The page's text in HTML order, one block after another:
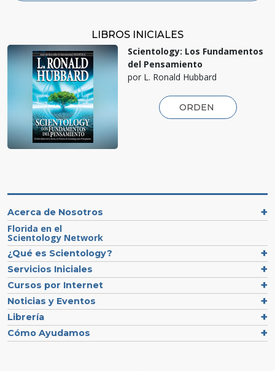
LIBROS INICIALES
Scientology: Los Fundamentos
del Pensamiento
por L. Ronald Hubbard
ORDEN
Acerca de Nosotros
Florida en el
Scientology Network
¿Qué es Scientology?
Servicios Iniciales
Cursos por Internet
Noticias y Eventos
Librería
Cómo Ayudamos